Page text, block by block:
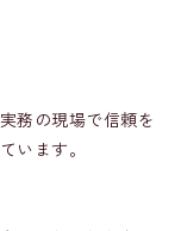
務の現場で信頼を
います。